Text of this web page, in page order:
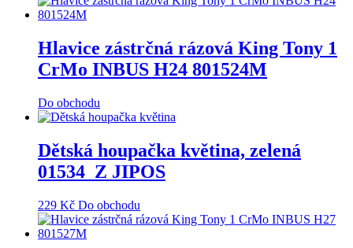
Hlavice zástrčná rázová King Tony 1
CrMo INBUS H24 801524M
Do obchodu
Dětská houpačka květina, zelená
01534_Z JIPOS
229 Kč Do obchodu